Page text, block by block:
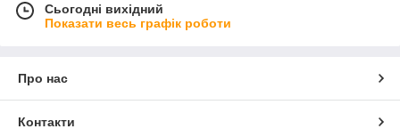
Сьогодні вихідний
Показати весь графік роботи
Про нас
Контакти